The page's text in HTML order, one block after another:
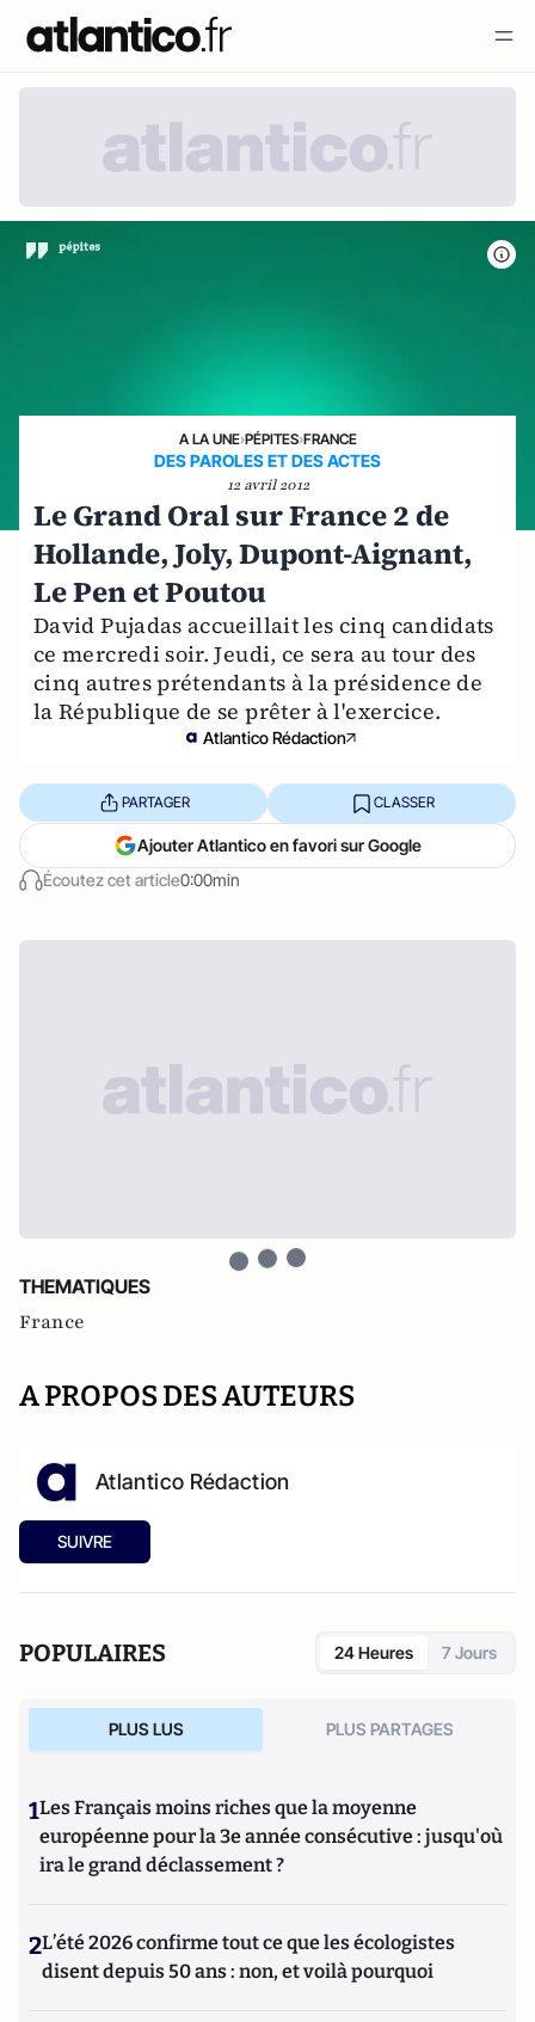
A LA UNE›PÉPITES›FRANCE
DES PAROLES ET DES ACTES
12 avril 2012
Le Grand Oral sur France 2 de
Hollande, Joly, Dupont-Aignant,
Le Pen et Poutou
David Pujadas accueillait les cinq candidats
ce mercredi soir. Jeudi, ce sera au tour des
cinq autres prétendants à la présidence de
la République de se prêter à l'exercice.
Atlantico Rédaction
Écoutez cet article0:00min
PARTAGER CLASSER
Ajouter Atlantico en favori sur Google
THEMATIQUES
France
A PROPOS DES AUTEURS
Atlantico Rédaction
SUIVRE
POPULAIRES 24 Heures 7 Jours
PLUS LUS PLUS PARTAGES
1Les Français moins riches que la moyenne
européenne pour la 3e année consécutive : jusqu'où
ira le grand déclassement ?
2L’été 2026 confirme tout ce que les écologistes
disent depuis 50 ans : non, et voilà pourquoi